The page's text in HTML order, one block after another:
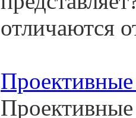
отличаются
Проективные
Проективные